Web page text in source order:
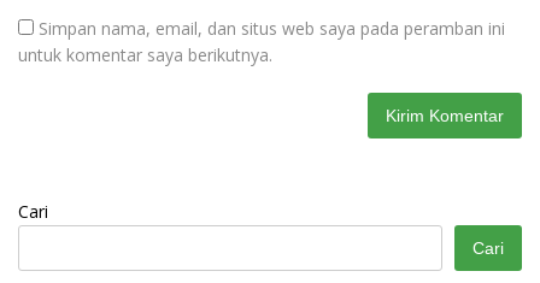
Simpan nama, email, dan situs web saya pada peramban ini
untuk komentar saya berikutnya.
Cari
Cari